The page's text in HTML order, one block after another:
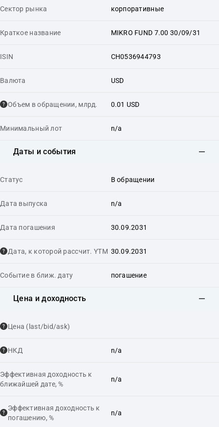
Сектор рынка корпоративные
Краткое название MIKRO FUND 7.00 30/09/31
ISIN CH0536944793
Валюта USD
Объем в обращении, млрд. 0.01 USD
Минимальный лот n/a
Даты и события
Статус В обращении
Дата выпуска n/a
Дата погашения 30.09.2031
Дата, к которой рассчит. YTM 30.09.2031
Событие в ближ. дату погашение
Цена и доходность
Цена (last/bid/ask)
НКД n/a
Эффективная доходность к
ближайшей дате, %
n/a
Эффективная доходность к
погашению, %
n/a